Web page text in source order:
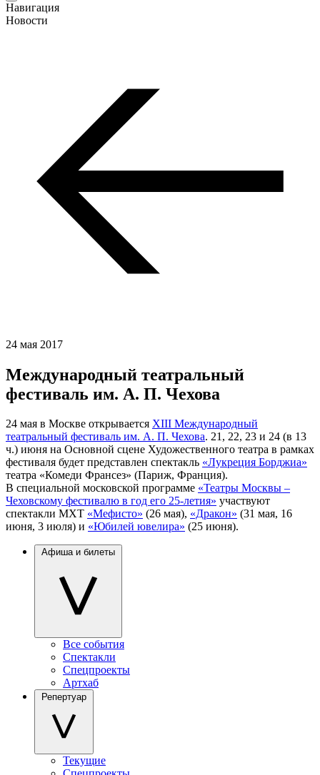
Навигация
Новости
24 мая 2017
Международный театральный
фестиваль им. А. П. Чехова
24 мая в Москве открывается XIII Международный
театральный фестиваль им. А. П. Чехова. 21, 22, 23 и 24 (в 13
ч.) июня на Основной сцене Художественного театра в рамках
фестиваля будет представлен спектакль «Лукреция Борджиа»
театра «Комеди Франсез» (Париж, Франция).
В специальной московской программе «Театры Москвы –
Чеховскому фестивалю в год его 25-летия» участвуют
спектакли МХТ «Мефисто» (26 мая), «Дракон» (31 мая, 16
июня, 3 июля) и «Юбилей ювелира» (25 июня).
Афиша и билеты
Все события
Спектакли
Спецпроекты
Артхаб
Репертуар
Текущие